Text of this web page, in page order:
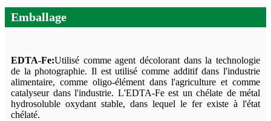
Emballage
EDTA-Fe:Utilisé comme agent décolorant dans la technologie
de la photographie. Il est utilisé comme additif dans l'industrie
alimentaire, comme oligo-élément dans l'agriculture et comme
catalyseur dans l'industrie. L'EDTA-Fe est un chélate de métal
hydrosoluble oxydant stable, dans lequel le fer existe à l'état
chélaté.